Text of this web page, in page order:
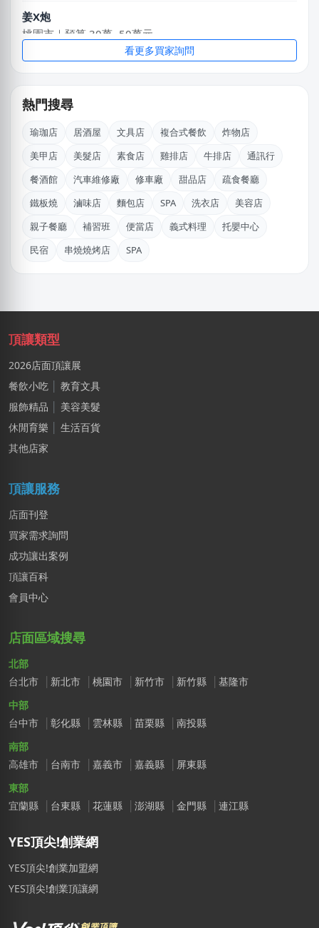
姜X炮
桃園市｜預算 30萬~50萬元
邱X恩
劉X姐
陳X樂
石X文
廖X臻
台中市｜預算 10萬~30萬元
廖X臻
新北市｜預算 30萬~50萬元
姜X炮
桃園市｜預算 30萬~50萬元
桃園市｜預算 10萬~30萬元
看更多買家詢問
熱門搜尋
瑜珈店 居酒屋 文具店 複合式餐飲
炸物店
美甲店
美髮店 素食店 雞排店 牛排店
通訊行
餐酒館
汽車維修廠 修車廠 甜品店
疏食餐廳
鐵板燒
滷味店 麵包店 SPA 洗衣店
美容店
親子餐廳
補習班 便當店 義式料理
托嬰中心
民宿
串燒燒烤店 SPA
頂讓類型
2026店面頂讓展
餐飲小吃
教育文具
服飾精品
美容美髮
休閒育樂
生活百貨
其他店家
頂讓服務
店面刊登
買家需求詢問
成功讓出案例
頂讓百科
會員中心
店面區域搜尋
北部
台北市
新北市 桃園市 新竹市 新竹縣
基隆市
中部
台中市
彰化縣 雲林縣 苗栗縣
南投縣
南部
高雄市
台南市 嘉義市 嘉義縣
屏東縣
東部
宜蘭縣
台東縣 花蓮縣 澎湖縣 金門縣 連江縣
YES頂尖!創業網
YES頂尖!創業加盟網
YES頂尖!創業頂讓網